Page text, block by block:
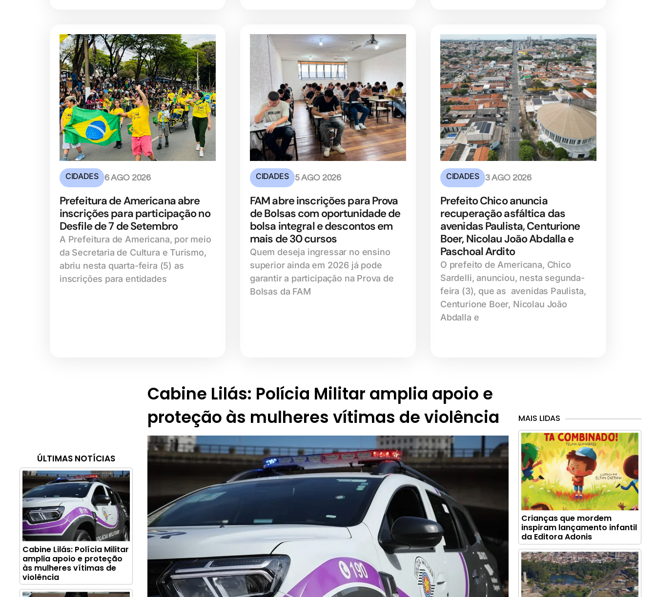
CIDADES 6 AGO 2026
Prefeitura de Americana abre
inscrições para participação no
Desfile de 7 de Setembro
A Prefeitura de Americana, por meio
da Secretaria de Cultura e Turismo,
abriu nesta quarta-feira (5) as
inscrições para entidades
CIDADES 5 AGO 2026
FAM abre inscrições para Prova
de Bolsas com oportunidade de
bolsa integral e descontos em
mais de 30 cursos
Quem deseja ingressar no ensino
superior ainda em 2026 já pode
garantir a participação na Prova de
Bolsas da FAM
CIDADES 3 AGO 2026
Prefeito Chico anuncia
recuperação asfáltica das
avenidas Paulista, Centurione
Boer, Nicolau João Abdalla e
Paschoal Ardito
O prefeito de Americana, Chico
Sardelli, anunciou, nesta segunda-
feira (3), que as avenidas Paulista,
Centurione Boer, Nicolau João
Abdalla e
ÚLTIMAS NOTÍCIAS
Cabine Lilás: Polícia Militar
amplia apoio e proteção
às mulheres vítimas de
violência
Cabine Lilás: Polícia Militar amplia apoio e
proteção às mulheres vítimas de violência
MAIS LIDAS
Crianças que mordem
inspiram lançamento infantil
da Editora Adonis